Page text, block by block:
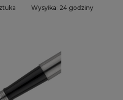
Wysyłka: 24 godziny